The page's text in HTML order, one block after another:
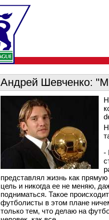
Андрей Шевченко:
-
представлял жизнь как
цель и никогда ее не меняю,
подниматься. Такое
футболисты в этом плане
только тем, что делаю на